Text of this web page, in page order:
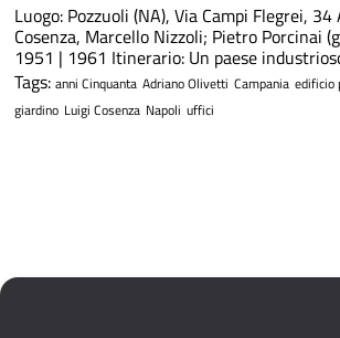
Luogo: Pozzuoli (NA), Via Campi Flegrei,
Cosenza, Marcello Nizzoli; Pietro Porcinai
1951 | 1961 Itinerario: Un paese
Tags: anni Cinquanta Adriano Olivetti Campania edificio
giardino Luigi Cosenza Napoli uffici